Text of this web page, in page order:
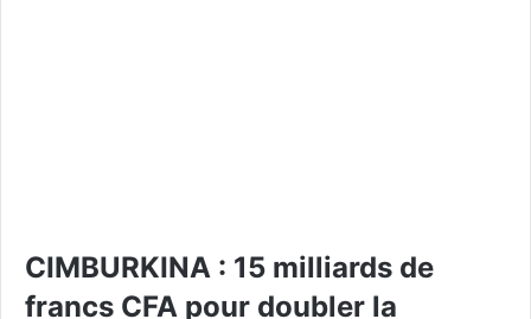
CIMBURKINA : 15 milliards de
francs CFA pour doubler la